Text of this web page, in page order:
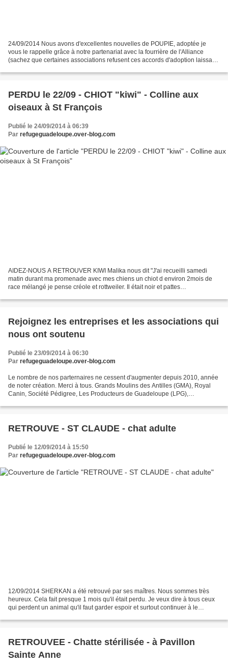
24/09/2014 Nous avons d'excellentes nouvelles de POUPIE, adoptée je
vous le rappelle grâce à notre partenariat avec la fourrière de l'Alliance
(sachez que certaines associations refusent ces accords d'adoption laissant
PERDU le 22/09 - CHIOT "kiwi" - Colline aux
oiseaux à St François
Publié le 24/09/2014 à 06:39
Par refugeguadeloupe.over-blog.com
AIDEZ-NOUS A RETROUVER KIWI Malika nous dit "J'ai recueilli samedi
matin durant ma promenade avec mes chiens un chiot d environ 2mois de
race mélangé je pense créole et rottweiler. Il était noir et pattes
Rejoignez les entreprises et les associations qui
nous ont soutenu
Publié le 23/09/2014 à 06:30
Par refugeguadeloupe.over-blog.com
Le nombre de nos parternaires ne cessent d'augmenter depuis 2010, année
de noter création. Merci à tous. Grands Moulins des Antilles (GMA), Royal
Canin, Société Pédigree, Les Producteurs de Guadeloupe (LPG),
RETROUVE - ST CLAUDE - chat adulte
Publié le 12/09/2014 à 15:50
Par refugeguadeloupe.over-blog.com
12/09/2014 SHERKAN a été retrouvé par ses maîtres. Nous sommes très
heureux. Cela fait presque 1 mois qu'il était perdu. Je veux dire à tous ceux
qui perdent un animal qu'il faut garder espoir et surtout continuer à le
RETROUVEE - Chatte stérilisée - à Pavillon
Sainte Anne